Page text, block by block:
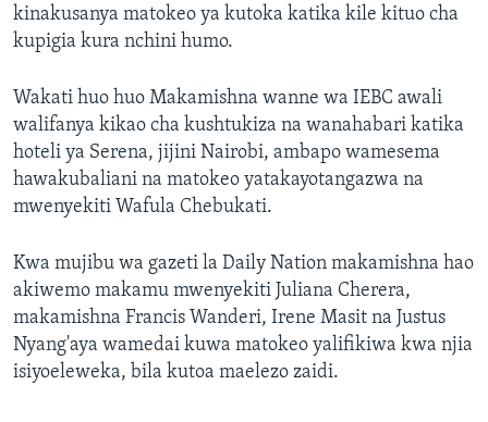
kinakusanya matokeo ya kutoka katika kile kituo cha
kupigia kura nchini humo.
Wakati huo huo Makamishna wanne wa IEBC awali
walifanya kikao cha kushtukiza na wanahabari katika
hoteli ya Serena, jijini Nairobi, ambapo wamesema
hawakubaliani na matokeo yatakayotangazwa na
mwenyekiti Wafula Chebukati.
Kwa mujibu wa gazeti la Daily Nation makamishna hao
akiwemo makamu mwenyekiti Juliana Cherera,
makamishna Francis Wanderi, Irene Masit na Justus
Nyang'aya wamedai kuwa matokeo yalifikiwa kwa njia
isiyoeleweka, bila kutoa maelezo zaidi.